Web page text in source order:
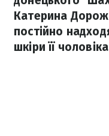
Катерина
постійно
шкіри її чоловіка